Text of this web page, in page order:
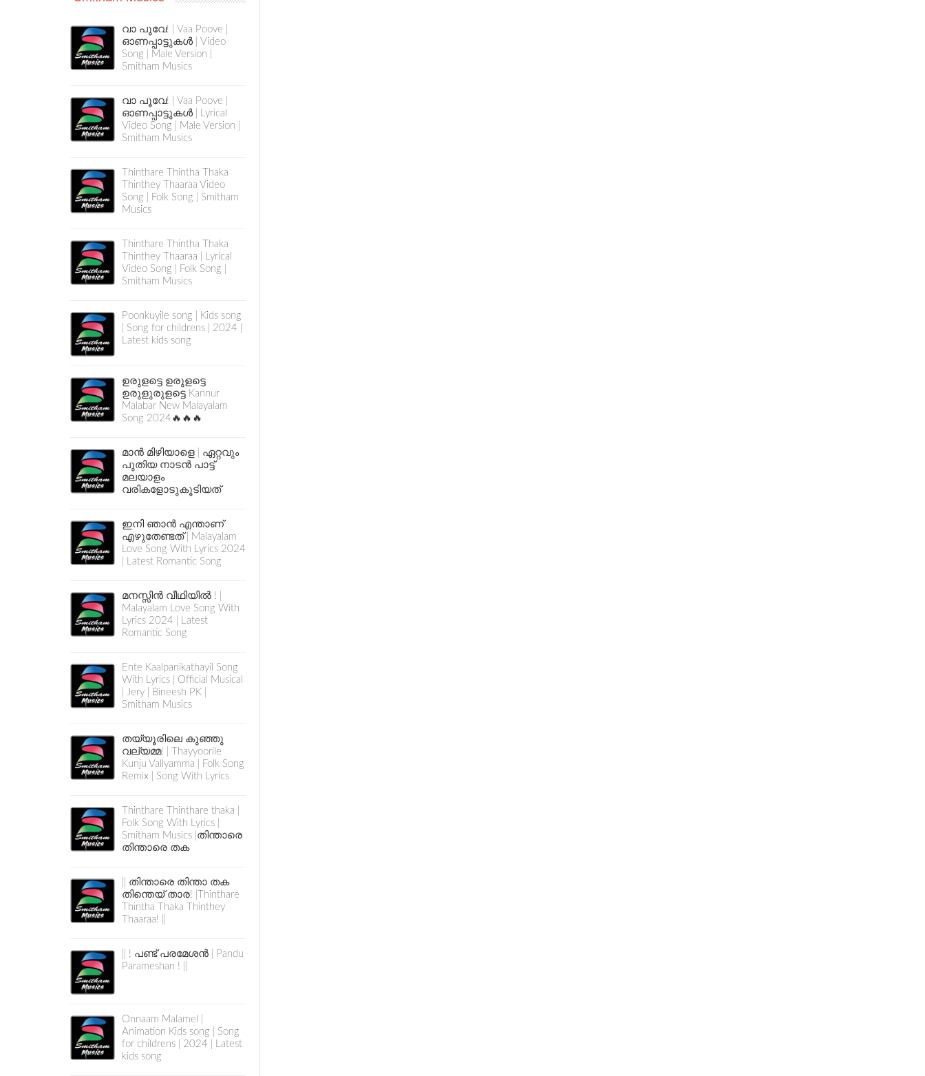
വാ പൂവേ! | Vaa Poove |
ഓണപ്പാട്ടുകൾ | Video
Song | Male Version |
Smitham Musics
വാ പൂവേ! | Vaa Poove |
ഓണപ്പാട്ടുകൾ | Lyrical
Video Song | Male Version |
Smitham Musics
Thinthare Thintha Thaka
Thinthey Thaaraa Video
Song | Folk Song | Smitham
Musics
Thinthare Thintha Thaka
Thinthey Thaaraa | Lyrical
Video Song | Folk Song |
Smitham Musics
Poonkuyile song | Kids song
| Song for childrens | 2024 |
Latest kids song
ഉരുളട്ടെ ഉരുളട്ടെ
ഉരുളുരുളട്ടെ Kannur
Malabar New Malayalam
Song 2024🔥🔥🔥
മാൻ മിഴിയാളെ | ഏറ്റവും
പുതിയ നാടൻ പാട്ട്
മലയാളം
വരികളോടുകൂടിയത്
ഇനി ഞാൻ എന്താണ്
എഴുതേണ്ടത് | Malayalam
Love Song With Lyrics 2024
| Latest Romantic Song
മനസ്സിൻ വീഥിയിൽ ! |
Malayalam Love Song With
Lyrics 2024 | Latest
Romantic Song
Ente Kaalpanikathayil Song
With Lyrics | Official Musical
| Jery | Bineesh PK |
Smitham Musics
തയ്യൂരിലെ കുഞ്ഞു
വല്യമ്മ! | Thayyoorile
Kunju Vallyamma | Folk Song
Remix | Song With Lyrics
Thinthare Thinthare thaka |
Folk Song With Lyrics |
Smitham Musics |തിന്താരെ
തിന്താരെ തക
|| തിന്താരെ തിന്താ തക
തിന്തെയ് താര! |Thinthare
Thintha Thaka Thinthey
Thaaraa! ||
|| ! പണ്ട് പരമേശൻ | Pandu
Parameshan ! ||
Onnaam Malamel |
Animation Kids song | Song
for childrens | 2024 | Latest
kids song